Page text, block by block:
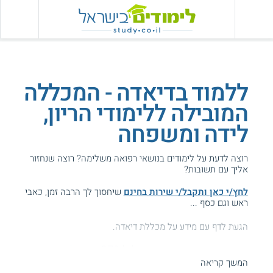
ללמוד בדיאדה - המכללה
המובילה ללימודי הריון,
לידה ומשפחה
רוצה לדעת על לימודים בנושאי רפואה משלימה? רוצה שנחזור
אליך עם תשובות?
לחץ/י כאן ותקבל/י שירות בחינם שיחסוך לך הרבה זמן, כאבי
ראש וגם כסף ...
הגעת לדף עם מידע על מכללת דיאדה.
עזרנו גם לך? דרג אותנו:המשך קריאה